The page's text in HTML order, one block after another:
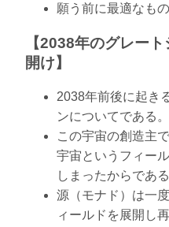
願う前に最適なも
【2038年のグレー
開け】
2038年前後に起き
ンについてである。
この宇宙の創造主
宇宙というフィー
しまったからである
源（モナド）は一
ィールドを展開し